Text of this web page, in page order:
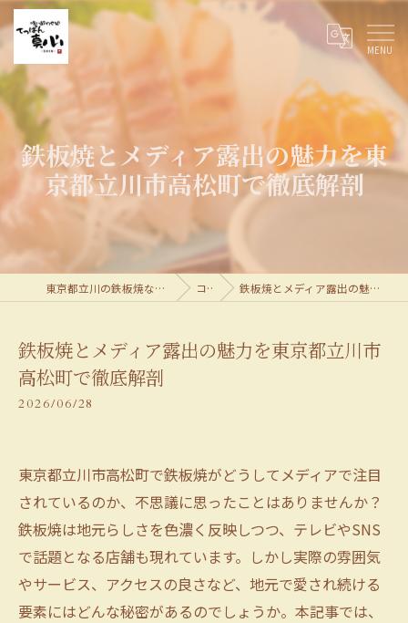
鉄板焼とメディア露出の魅力を東
京都立川市高松町で徹底解剖
東京都立川の鉄板焼なら喰い酔わせ処てっぱん真心 コラム 鉄板焼とメディア露出の魅力を東京都立川市高松町で徹底解剖
鉄板焼とメディア露出の魅力を東京都立川市
高松町で徹底解剖
2026/06/28
東京都立川市高松町で鉄板焼がどうしてメディアで注目
されているのか、不思議に思ったことはありませんか？
鉄板焼は地元らしさを色濃く反映しつつ、テレビやSNS
で話題となる店舗も現れています。しかし実際の雰囲気
やサービス、アクセスの良さなど、地元で愛され続ける
要素にはどんな秘密があるのでしょうか。本記事では、